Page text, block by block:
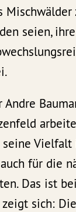
seien,
seine Vielfalt
für die
Das ist
sich: